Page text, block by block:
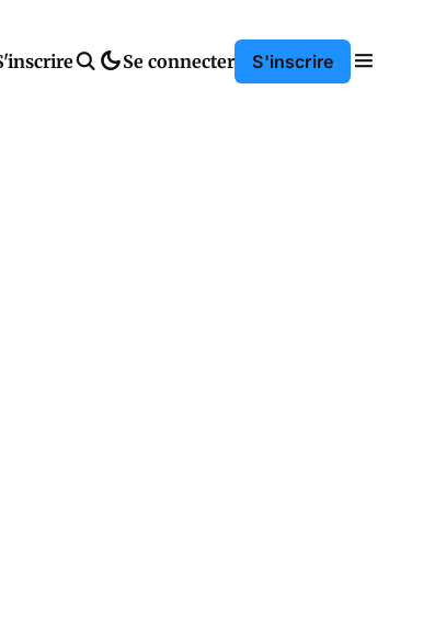
Se connecter S'inscrire